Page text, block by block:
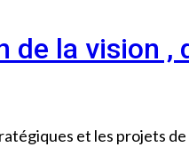
de la vision
et les projets